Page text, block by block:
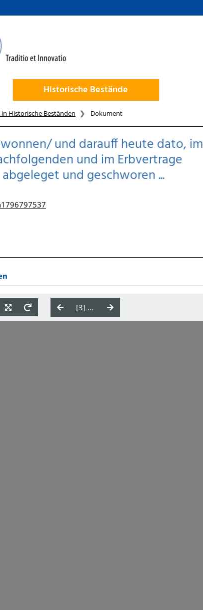
Historische Bestände
in Historische Beständen Dokument
und darauff heute dato, im
und im Erbvertrage
und geschworen ...